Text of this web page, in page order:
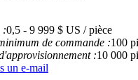
:0,5 - 9 999 $ US / pièce
de commande :100
:10 000
un e-mail